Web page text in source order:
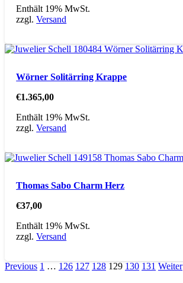
Enthält 19% MwSt.
zzgl.Versand
Wörner Solitärring Krappe
€1.365,00
Enthält 19% MwSt.
zzgl.Versand
Thomas Sabo Charm Herz
€37,00
Enthält 19% MwSt.
zzgl.Versand
Previous 1 … 126 127 128 129 130 131 Weiter